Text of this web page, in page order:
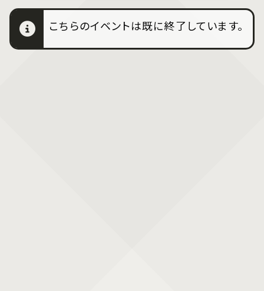
こちらのイベントは既に終了しています。